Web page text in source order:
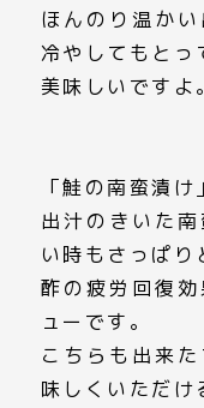
ほんのり温か
冷やしてもとっ
美味しいですよ。
「鮭の南蛮漬け」
出汁のきいた
い時もさっぱり
酢の疲労回復
ューです。
こちらも出来
味しくいただけ